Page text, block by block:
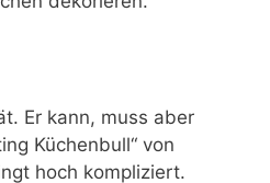
Er kann, muss aber
Küchenbull“ von
hoch kompliziert.